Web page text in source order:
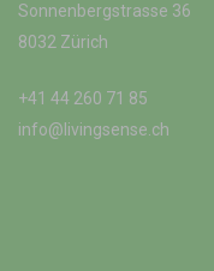
Sonnenbergstrasse 36
8032 Zürich
+41 44 260 71 85
info@livingsense.ch